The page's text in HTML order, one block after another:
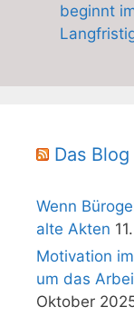
beginnt
Das
Wenn
alte Akten
Motivation
um das
Oktober